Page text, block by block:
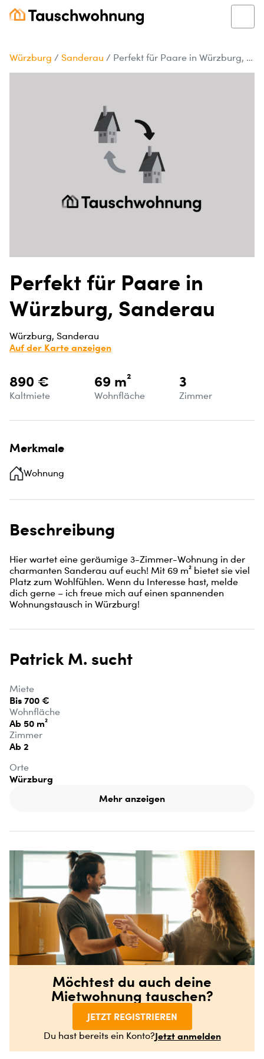
Würzburg / Sanderau / Perfekt für Paare in Würzburg, Sanderau
Perfekt für Paare in
Würzburg, Sanderau
Würzburg, Sanderau
Auf der Karte anzeigen
890 €
Kaltmiete
69 m²
Wohnfläche
3
Zimmer
Merkmale
Wohnung
Beschreibung
Hier wartet eine geräumige 3-Zimmer-Wohnung in der
charmanten Sanderau auf euch! Mit 69 m² bietet sie viel
Platz zum Wohlfühlen. Wenn du Interesse hast, melde
dich gerne – ich freue mich auf einen spannenden
Wohnungstausch in Würzburg!
Patrick M. sucht
Miete
Bis 700 €
Wohnfläche
Ab 50 m²
Zimmer
Ab 2
Orte
Würzburg
Mehr anzeigen
Möchtest du auch deine
Mietwohnung tauschen?
JETZT REGISTRIEREN
Du hast bereits ein Konto?Jetzt anmelden